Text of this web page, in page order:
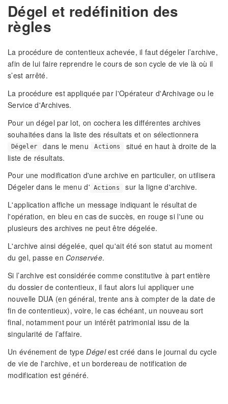
Dégel et redéfinition des
règles
La procédure de contentieux achevée, il faut dégeler l’archive,
afin de lui faire reprendre le cours de son cycle de vie là où il
s’est arrêté.
La procédure est appliquée par l'Opérateur d'Archivage ou le
Service d'Archives.
Pour un dégel par lot, on cochera les différentes archives
souhaitées dans la liste des résultats et on sélectionnera
Dégeler dans le menu Actions
situé en haut à droite de la
liste de résultats.
Pour une modification d'une archive en particulier, on utilisera
Dégeler dans le menu d' Actions
sur la ligne d'archive.
L'application affiche un message indiquant le résultat de
l'opération, en bleu en cas de succès, en rouge si l'une ou
plusieurs des archives ne peut être dégelée.
L'archive ainsi dégelée, quel qu'ait été son statut au moment
du gel, passe en Conservée.
Si l’archive est considérée comme constitutive à part entière
du dossier de contentieux, il faut alors lui appliquer une
nouvelle DUA (en général, trente ans à compter de la date de
fin de contentieux), voire, le cas échéant, un nouveau sort
final, notamment pour un intérêt patrimonial issu de la
singularité de l’affaire.
Un événement de typeDégelest créé dans le journal du cycle
de vie de l'archive, et un bordereau de notification de
modification est généré.